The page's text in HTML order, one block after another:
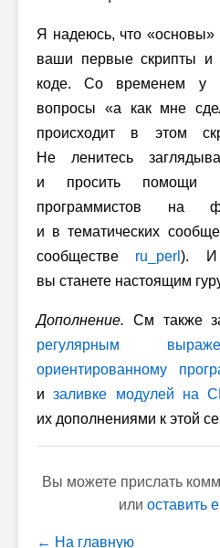
Я надеюсь, что «основы»
ваши первые скрипты и
коде. Со временем у
вопросы «а как мне
происходит в этом
Не ленитесь
и просить помощи
программистов на
и в тематических
сообществе ru_perl). И
вы станете настоящим
Дополнение. См также
регулярным
ориентированному
изаливке модулей на
их дополнениями к этой
Вы можете прислать
или оставить
← На главную